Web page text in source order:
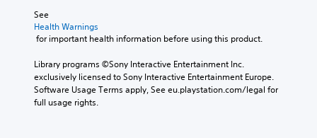
See
Health Warnings
for important health information before using this product.
Library programs ©Sony Interactive Entertainment Inc.
exclusively licensed to Sony Interactive Entertainment Europe.
Software Usage Terms apply, See eu.playstation.com/legal for
full usage rights.